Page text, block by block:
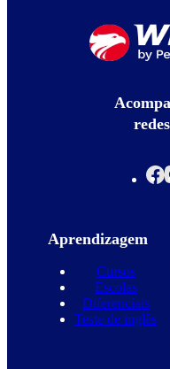
Aprendizagem
Cursos
Escolas
Diferenciais
Teste de inglês